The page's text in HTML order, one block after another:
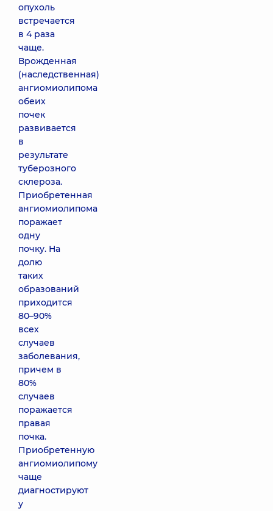
опухоль
встречается
в 4 раза
чаще.
Врожденная
(наследственная)
ангиомиолипома
обеих
почек
развивается
в
результате
туберозного
склероза.
Приобретенная
ангиомиолипома
поражает
одну
почку. На
долю
таких
образований
приходится
80–90%
всех
случаев
заболевания,
причем в
80%
случаев
поражается
правая
почка.
Приобретенную
ангиомиолипому
чаще
диагностируют
у